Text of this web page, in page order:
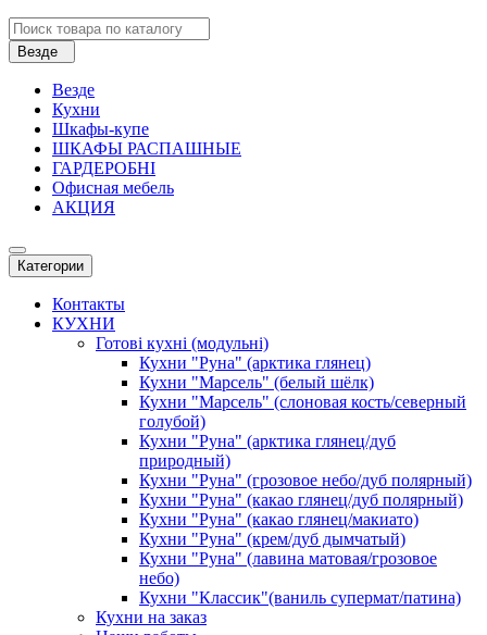
Везде
Везде
Кухни
Шкафы-купе
ШКАФЫ РАСПАШНЫЕ
ГАРДЕРОБНІ
Офисная мебель
АКЦИЯ
Категории
Контакты
КУХНИ
Готові кухні (модульні)
Кухни "Руна" (арктика глянец)
Кухни "Марсель" (белый шёлк)
Кухни "Марсель" (слоновая кость/северный
голубой)
Кухни "Руна" (арктика глянец/дуб
природный)
Кухни "Руна" (грозовое небо/дуб полярный)
Кухни "Руна" (какао глянец/дуб полярный)
Кухни "Руна" (какао глянец/макиато)
Кухни "Руна" (крем/дуб дымчатый)
Кухни "Руна" (лавина матовая/грозовое
небо)
Кухни "Классик"(ваниль супермат/патина)
Кухни на заказ